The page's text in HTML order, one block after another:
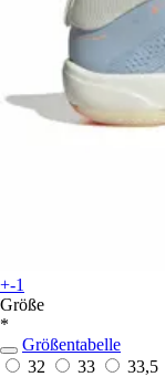
+-1
Größe
*
Größentabelle
32
33 33,5